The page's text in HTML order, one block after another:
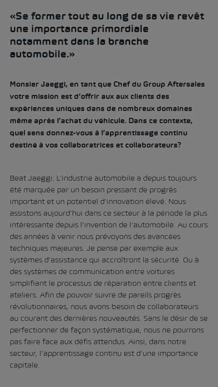
«Se former tout au long de sa vie revêt
une importance primordiale
notamment dans la branche
automobile.»
Monsier Jaeggi, en tant que Chef du Group Aftersales
votre mission est d’offrir aux aux clients des
expériences uniques dans de nombreux domaines
même après l’achat du véhicule. Dans ce contexte,
quel sens donnez-vous à l’apprentissage continu
destiné à vos collaboratrices et collaborateurs?
Beat Jaeggi: L’industrie automobile a depuis toujours
été marquée par un besoin pressant de progrès
important et un potentiel d’innovation élevé. Nous
assistons aujourd’hui dans ce secteur à la période la plus
intéressante depuis l’invention de l’automobile. Au cours
des années à venir nous prévoyons des avancées
techniques majeures. Je pense par exemple aux
systèmes d’assistance qui accroîtront la sécurité. Ou à
des systèmes de communication entre voitures
simplifiant le processus de réparation entre clients et
ateliers. Afin de pouvoir suivre de pareils progrès
révolutionnaires, nous avons besoin de collaborateurs
au courant des dernières nouveautés. Sans le désir de se
perfectionner de façon systématique, nous ne pourrons
pas faire face aux défis attendus. Ainsi, dans notre
secteur, l’apprentissage continu est d’une importance
capitale.